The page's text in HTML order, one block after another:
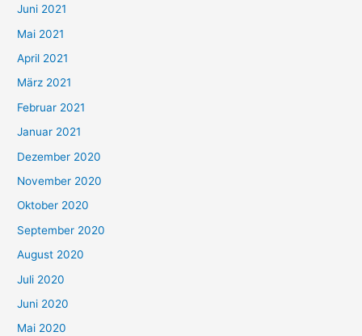
c
h
:
Juni 2021
Mai 2021
April 2021
März 2021
Februar 2021
Januar 2021
Dezember 2020
November 2020
Oktober 2020
September 2020
August 2020
Juli 2020
Juni 2020
Mai 2020